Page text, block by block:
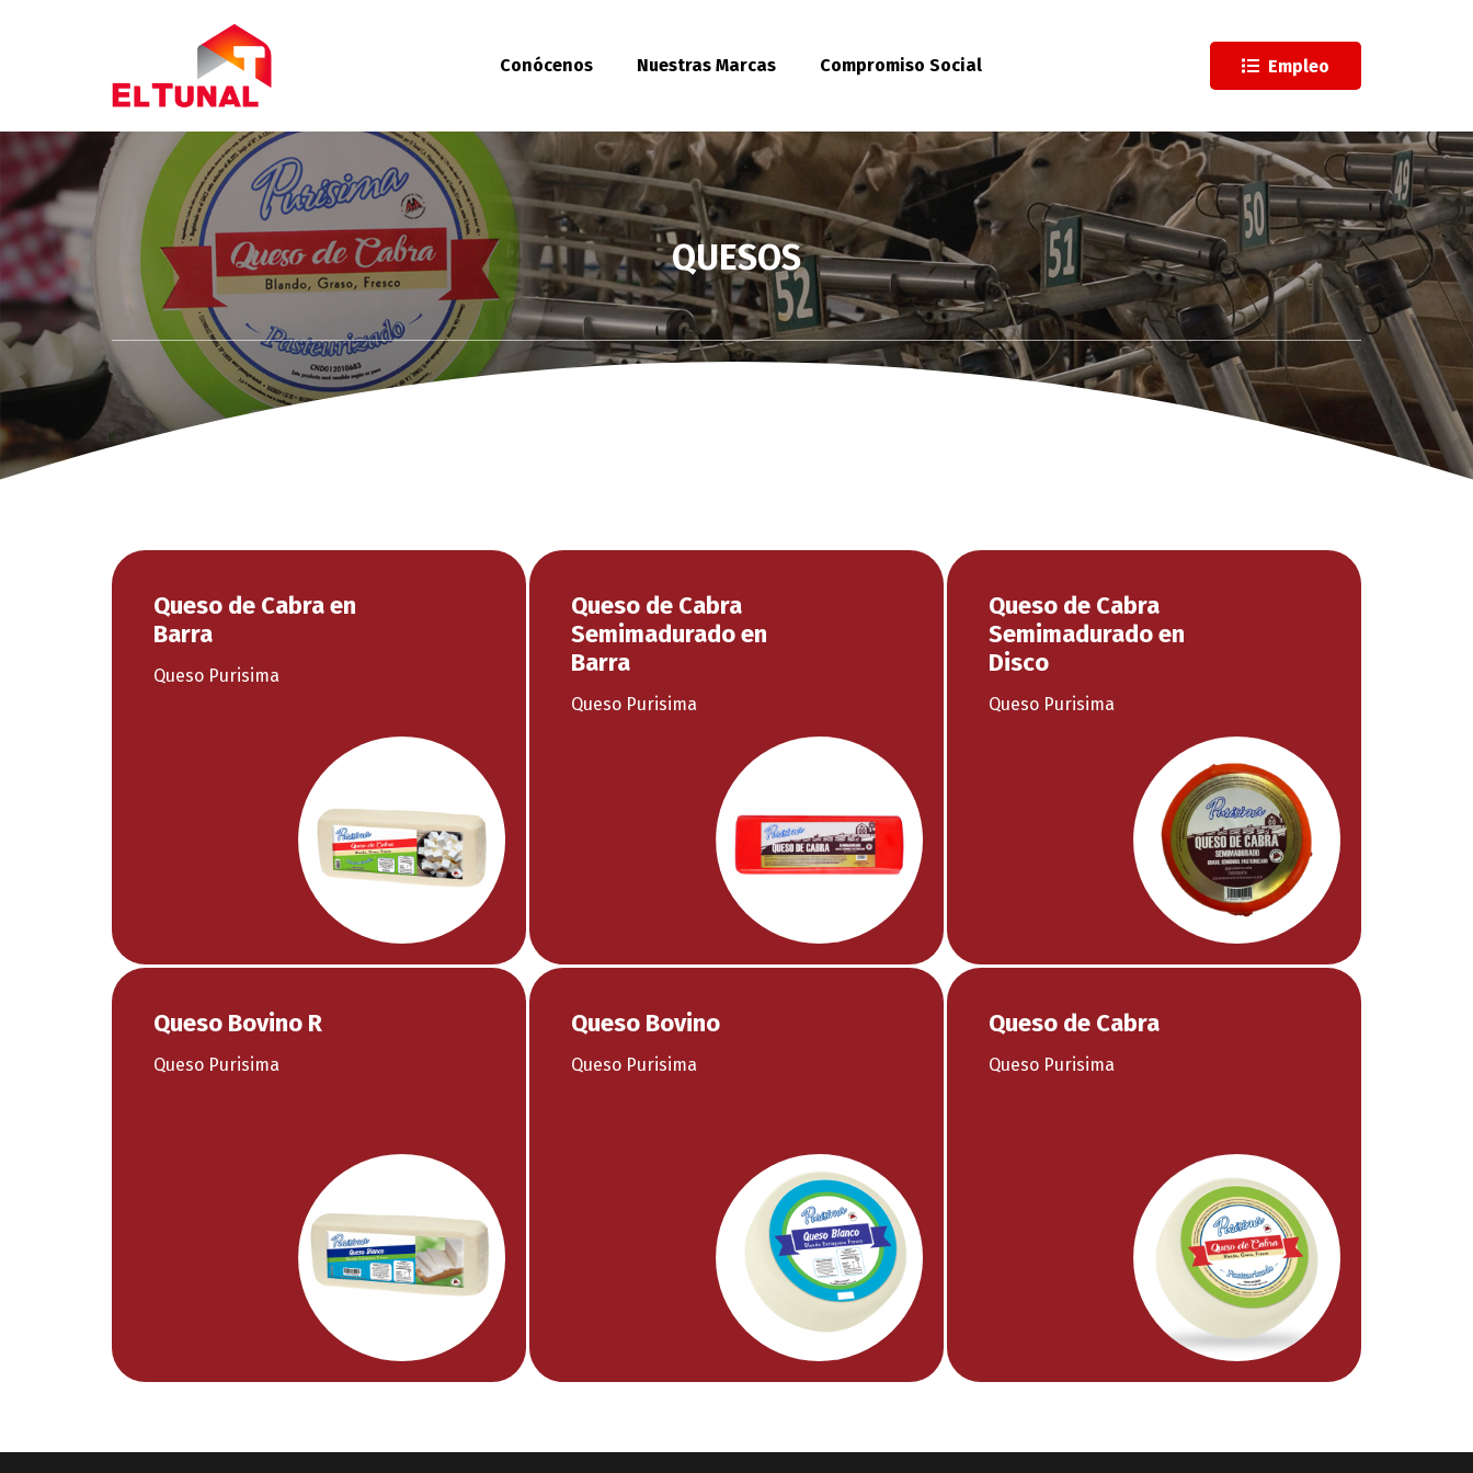
Conócenos Nuestras Marcas Compromiso Social Empleo
QUESOS
Queso de Cabra en
Barra
Queso Purisima
Queso de Cabra
Semimadurado en
Barra
Queso Purisima
Queso de Cabra
Semimadurado en
Disco
Queso Purisima
Queso Bovino R
Queso Purisima
Queso Bovino
Queso Purisima
Queso de Cabra
Queso Purisima